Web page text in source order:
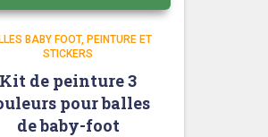
BABY FOOT PEINTURE ET
STICKERS
Kit de peinture 3
pour balles
de baby-foot